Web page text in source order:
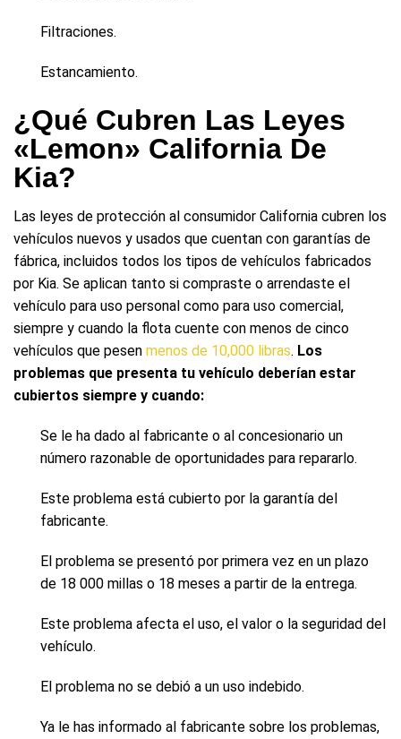
Filtraciones.
Estancamiento.
¿Qué Cubren Las Leyes
«Lemon» California De
Kia?
Las leyes de protección al consumidor California cubren los
vehículos nuevos y usados que cuentan con garantías de
fábrica, incluidos todos los tipos de vehículos fabricados
por Kia. Se aplican tanto si compraste o arrendaste el
vehículo para uso personal como para uso comercial,
siempre y cuando la flota cuente con menos de cinco
vehículos que pesen menos de 10,000 libras. Los
problemas que presenta tu vehículo deberían estar
cubiertos siempre y cuando:
Se le ha dado al fabricante o al concesionario un
número razonable de oportunidades para repararlo.
Este problema está cubierto por la garantía del
fabricante.
El problema se presentó por primera vez en un plazo
de 18 000 millas o 18 meses a partir de la entrega.
Este problema afecta el uso, el valor o la seguridad del
vehículo.
El problema no se debió a un uso indebido.
Ya le has informado al fabricante sobre los problemas,